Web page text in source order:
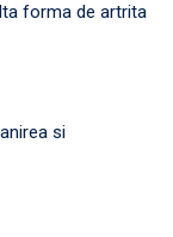
forma de artrita
si